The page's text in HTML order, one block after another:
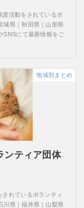
活動をされているボ
城県｜秋田県｜山形県
SNSにて最新情報をご
地域別まとめ
ンティア団体
れているボランティ
川県｜福井県｜山梨県